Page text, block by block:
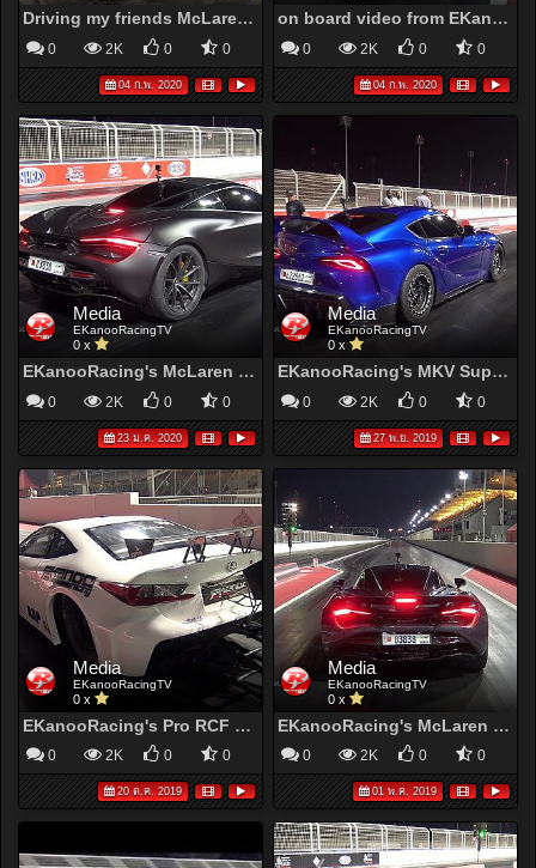
Driving my friends McLaren P1 GTR
0 2K 0 0
04 ก.พ. 2020
on board video from EKanooRacing 2009 Subaru STI during the last roll event
0 2K 0 0
04 ก.พ. 2020
Media
EKanooRacingTV
0 x
EKanooRacing's McLaren 720s ( NEW WORLD RECORD ) 1/4 mile in 8.855@256KM/H (159MPH)
0 2K 0 0
23 ม.ค. 2020
Media
EKanooRacingTV
0 x
EKanooRacing's MKV Supra Runs 9.981@222KM/H (138.2MPH)
0 2K 0 0
27 พ.ย. 2019
Media
EKanooRacingTV
0 x
EKanooRacing's Pro RCF Runs 5.50@447KM/H(277.99MPH)
0 2K 0 0
20 ต.ค. 2019
Media
EKanooRacingTV
0 x
EKanooRacing's McLaren 720s Runs 8.95@256KM/H (159MPH)
0 2K 0 0
01 พ.ค. 2019